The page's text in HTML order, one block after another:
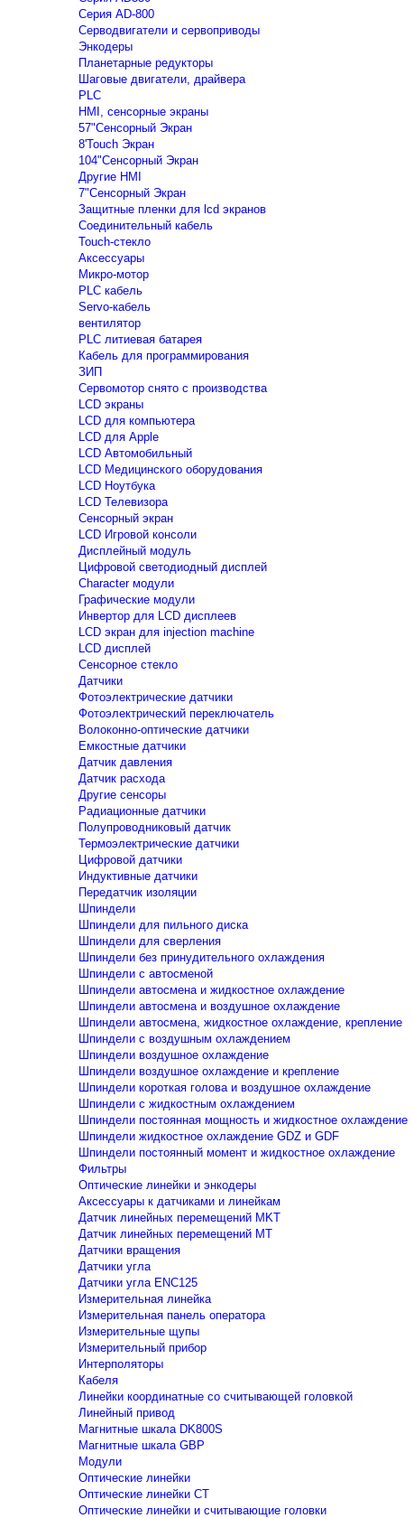
Серия AD-800
Серводвигатели и сервоприводы
Энкодеры
Планетарные редукторы
Шаговые двигатели, драйвера
PLC
HMI, сенсорные экраны
57"Сенсорный Экран
8'Touch Экран
104"Сенсорный Экран
Другие HMI
7"Сенсорный Экран
Защитные пленки для lcd экранов
Соединительный кабель
Touch-стекло
Аксессуары
Микро-мотор
PLC кабель
Servo-кабель
вентилятор
PLC литиевая батарея
Кабель для программирования
ЗИП
Сервомотор снято с производства
LCD экраны
LCD для компьютера
LCD для Apple
LCD Автомобильный
LCD Медицинского оборудования
LCD Ноутбука
LCD Телевизора
Сенсорный экран
LCD Игровой консоли
Дисплейный модуль
Цифровой светодиодный дисплей
Сharacter модули
Графические модули
Инвертор для LCD дисплеев
LCD экран для injection machine
LCD дисплей
Сенсорное стекло
Датчики
Фотоэлектрические датчики
Фотоэлектрический переключатель
Волоконно-оптические датчики
Емкостные датчики
Датчик давления
Датчик расхода
Другие сенсоры
Радиационные датчики
Полупроводниковый датчик
Термоэлектрические датчики
Цифровой датчики
Индуктивные датчики
Передатчик изоляции
Шпиндели
Шпиндели для пильного диска
Шпиндели для сверления
Шпиндели без принудительного охлаждения
Шпиндели с автосменой
Шпиндели автосмена и жидкостное охлаждение
Шпиндели автосмена и воздушное охлаждение
Шпиндели автосмена, жидкостное охлаждение, крепление
Шпиндели с воздушным охлаждением
Шпиндели воздушное охлаждение
Шпиндели воздушное охлаждение и крепление
Шпиндели короткая голова и воздушное охлаждение
Шпиндели с жидкостным охлаждением
Шпиндели постоянная мощность и жидкостное охлаждение
Шпиндели жидкостное охлаждение GDZ и GDF
Шпиндели постоянный момент и жидкостное охлаждение
Фильтры
Оптические линейки и энкодеры
Аксессуары к датчиками и линейкам
Датчик линейных перемещений MKT
Датчик линейных перемещений MT
Датчики вращения
Датчики угла
Датчики угла ENC125
Измерительная линейка
Измерительная панель оператора
Измерительные щупы
Измерительный прибор
Интерполяторы
Кабеля
Линейки координатные со считывающей головкой
Линейный привод
Магнитные шкала DK800S
Магнитные шкала GBP
Модули
Оптические линейки
Оптические линейки CT
Оптические линейки и считывающие головки